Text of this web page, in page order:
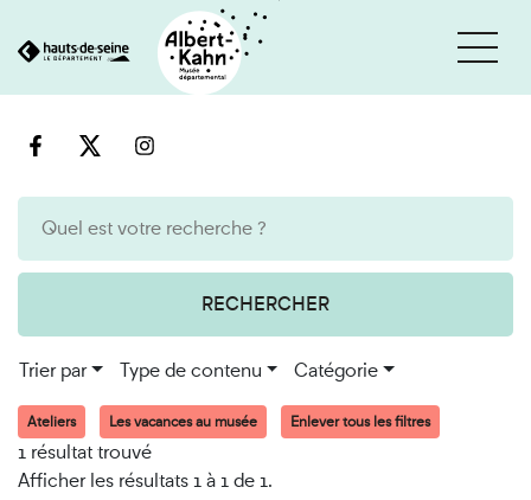
au
RECHERCHER
Trier par Type de contenu Catégorie
Ateliers Les vacances au musée Enlever tous les filtres
1 résultat trouvé
Afficher les résultats 1 à 1 de 1.
Cookies et traceurs utilisés sur ce site